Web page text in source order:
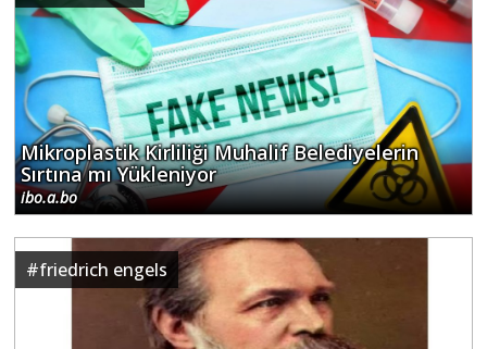
Mikroplastik Kirliliği Muhalif Belediyelerin
Sırtına mı Yükleniyor
ibo.a.bo
#friedrich engels